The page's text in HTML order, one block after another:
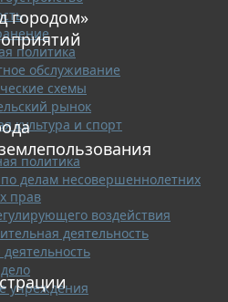
политика
обслуживание
схемы
рынок
культура и спорт
политика
делам несовершеннолетних
прав
воздействия
деятельность
учреждения
городом»